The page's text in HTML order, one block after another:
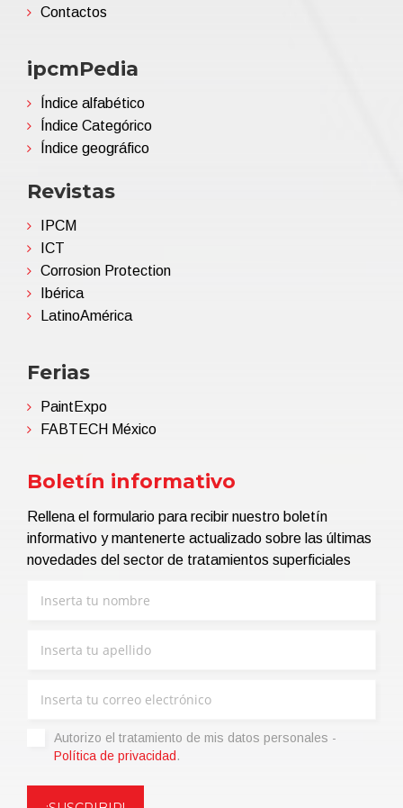
Contactos
ipcmPedia
Índice alfabético
Índice Categórico
Índice geográfico
Revistas
IPCM
ICT
Corrosion Protection
Ibérica
LatinoAmérica
Ferias
PaintExpo
FABTECH México
Boletín informativo
Rellena el formulario para recibir nuestro boletín
informativo y mantenerte actualizado sobre las últimas
novedades del sector de tratamientos superficiales
Autorizo ​​el tratamiento de mis datos personales -
Política de privacidad .